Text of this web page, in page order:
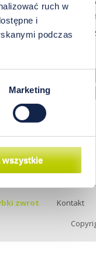
ruch w
i
podczas
Marketing
wszystkie
trend, czy może
zalety,
Kontakt
zwrot